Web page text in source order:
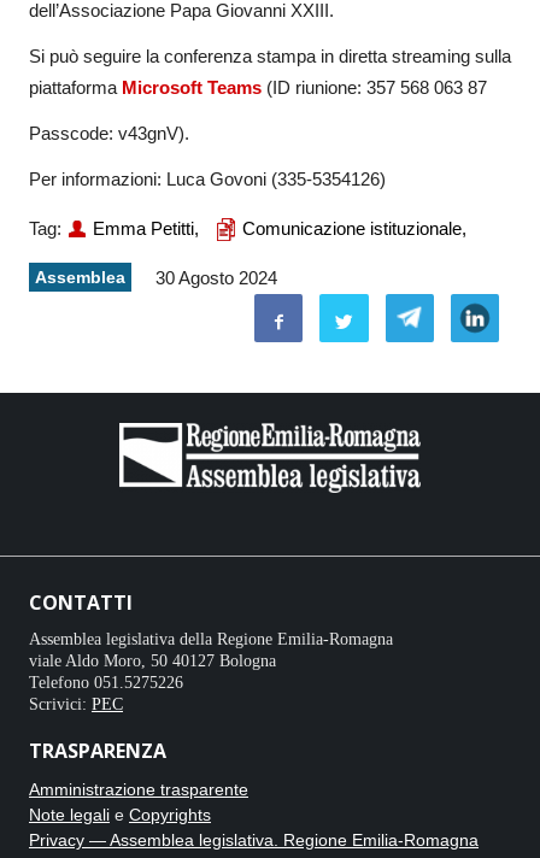
dell’Associazione Papa Giovanni XXIII.
Si può seguire la conferenza stampa in diretta streaming sulla
piattaforma Microsoft Teams (ID riunione: 357 568 063 87
Passcode: v43gnV).
Per informazioni: Luca Govoni (335-5354126)
Tag: Emma Petitti, Comunicazione istituzionale,
Assemblea 30 Agosto 2024
CONTATTI
Assemblea legislativa della Regione Emilia-Romagna
viale Aldo Moro, 50 40127 Bologna
Telefono 051.5275226
Scrivici: PEC
TRASPARENZA
Amministrazione trasparente
Note legali e Copyrights
Privacy — Assemblea legislativa. Regione Emilia-Romagna